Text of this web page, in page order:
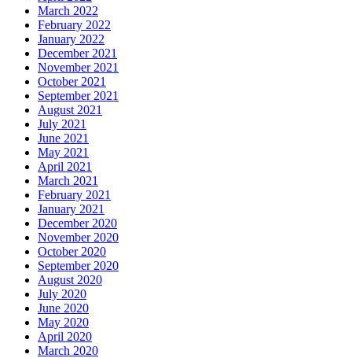
March 2022
February 2022
January 2022
December 2021
November 2021
October 2021
September 2021
August 2021
July 2021
June 2021
May 2021
April 2021
March 2021
February 2021
January 2021
December 2020
November 2020
October 2020
September 2020
August 2020
July 2020
June 2020
May 2020
April 2020
March 2020